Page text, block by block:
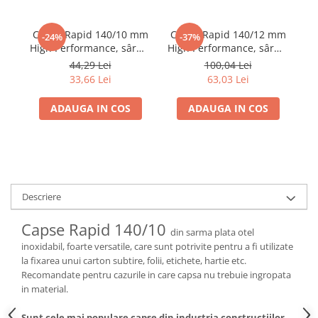
-24%
Capse Rapid 140/10 mm
High Performance, sârmă
plată galvanizată, pentru
folie anticondens și
acoperișuri, 2000 bucăți
11910731
44,29 Lei
33,66 Lei
ADAUGA IN COS
-37%
Capse Rapid 140/12 mm
High Performance, sârmă
plată galvanizată, pentru
folie anticondens și
acoperișuri, 5000 bucăți
11912311
100,04 Lei
63,03 Lei
ADAUGA IN COS
Descriere
Capse Rapid 140/10 din sarma plata otel
inoxidabil, foarte versatile, care sunt potrivite pentru a fi utilizate
la fixarea unui carton subtire, folii, etichete, hartie etc.
Recomandate pentru cazurile in care capsa nu trebuie ingropata
in material.